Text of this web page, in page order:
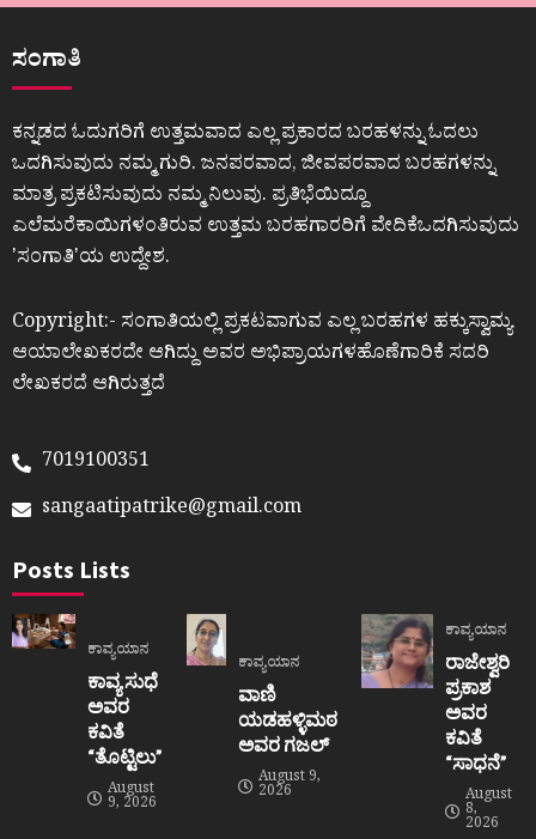
ಸಂಗಾತಿ
ಕನ್ನಡದ ಓದುಗರಿಗೆ ಉತ್ತಮವಾದ ಎಲ್ಲ ಪ್ರಕಾರದ ಬರಹಳನ್ನು ಓದಲು
ಒದಗಿಸುವುದು ನಮ್ಮ ಗುರಿ. ಜನಪರವಾದ, ಜೀವಪರವಾದ ಬರಹಗಳನ್ನು
ಮಾತ್ರ ಪ್ರಕಟಿಸುವುದು ನಮ್ಮ ನಿಲುವು. ಪ್ರತಿಭೆಯಿದ್ದೂ
ಎಲೆಮರೆಕಾಯಿಗಳಂತಿರುವ ಉತ್ತಮ ಬರಹಗಾರರಿಗೆ ವೇದಿಕೆಒದಗಿಸುವುದು
ʼಸಂಗಾತಿʼಯ ಉದ್ದೇಶ.
Copyright:- ಸಂಗಾತಿಯಲ್ಲಿ ಪ್ರಕಟವಾಗುವ ಎಲ್ಲ ಬರಹಗಳ ಹಕ್ಕುಸ್ವಾಮ್ಯ
ಆಯಾಲೇಖಕರದೇ ಆಗಿದ್ದು ಅವರ ಅಭಿಪ್ರಾಯಗಳಹೊಣೆಗಾರಿಕೆ ಸದರಿ
ಲೇಖಕರದೆ ಆಗಿರುತ್ತದೆ
7019100351
sangaatipatrike@gmail.com
Posts Lists
ಕಾವ್ಯಯಾನ
ಕಾವ್ಯ ಸುಧೆ
ಅವರ
ಕವಿತೆ
“ತೊಟ್ಟಿಲು”
August
9, 2026
ಕಾವ್ಯಯಾನ
ವಾಣಿ
ಯಡಹಳ್ಳಿಮಠ
ಅವರ ಗಜಲ್
August 9,
2026
ಕಾವ್ಯಯಾನ
ರಾಜೇಶ್ವರಿ
ಪ್ರಕಾಶ
ಅವರ
ಕವಿತೆ
“ಸಾಧನೆ”
August
8,
2026